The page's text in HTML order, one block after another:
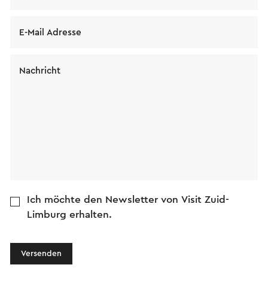
E-Mail Adresse
Nachricht
Ich möchte den Newsletter von Visit Zuid-
Limburg erhalten.
Versenden